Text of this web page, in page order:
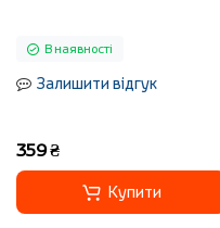
В наявності
Залишити відгук
359 ₴
Купити